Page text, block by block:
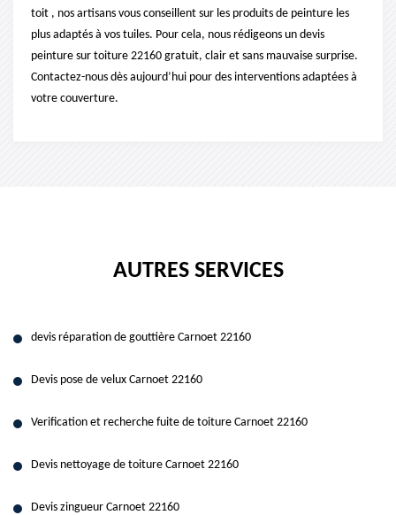
toit , nos artisans vous conseillent sur les produits de peinture les
plus adaptés à vos tuiles. Pour cela, nous rédigeons un devis
peinture sur toiture 22160 gratuit, clair et sans mauvaise surprise.
Contactez-nous dès aujourd’hui pour des interventions adaptées à
votre couverture.
AUTRES SERVICES
devis réparation de gouttière Carnoet 22160
Devis pose de velux Carnoet 22160
Verification et recherche fuite de toiture Carnoet 22160
Devis nettoyage de toiture Carnoet 22160
Devis zingueur Carnoet 22160